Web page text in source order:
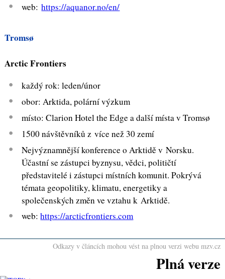
web:https://aquanor.no/en/
Tromsø
Arctic Frontiers
každý rok: leden/únor
obor: Arktida, polární výzkum
místo: Clarion Hotel the Edge a další místa v Tromsø
1500 návštěvníků z více než 30 zemí
Nejvýznamnější konference o Arktidě v Norsku.
Účastní se zástupci byznysu, vědci, političtí
představitelé i zástupci místních komunit. Pokrývá
témata geopolitiky, klimatu, energetiky a
společenských změn ve vztahu k Arktidě.
web:https://arcticfrontiers.com
Odkazy v článcích mohou vést na plnou verzi webu mzv.cz
Plná verze